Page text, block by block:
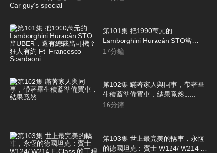
第101集 把1990萬元的
Lamborghini Huracán STO當
UBER，還有總裁當司機？狂人有
17分鐘
第102集 瞞著家人與同事，帶著畢
生積蓄準備買車，結果竟然......
16分鐘
第103集 世上最完美的轎車，永恆
的德國坦克：賓士 W124/ W214 E-